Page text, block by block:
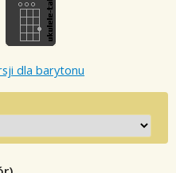
dla barytonu